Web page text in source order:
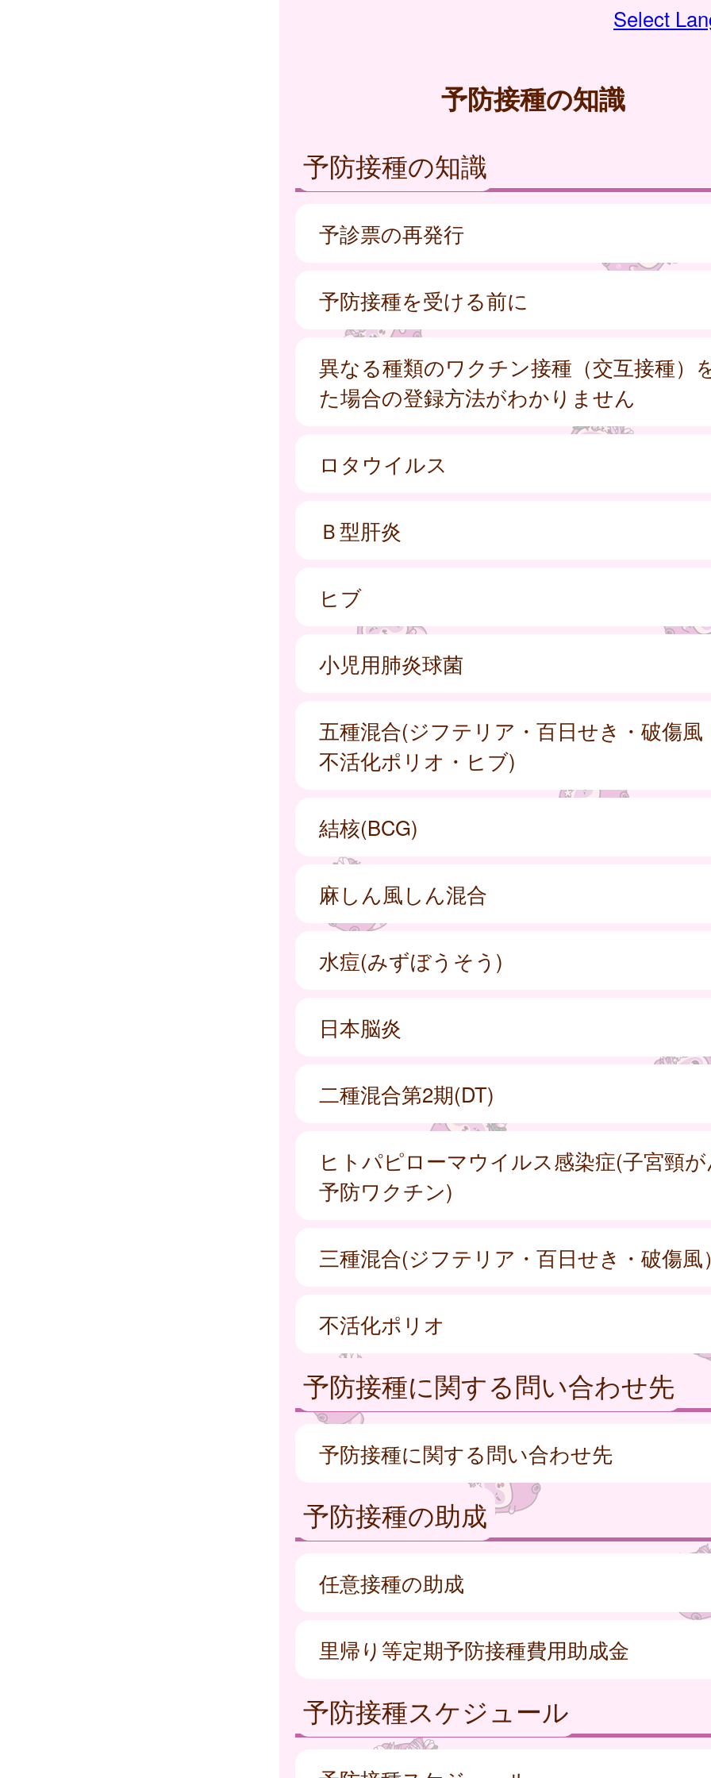
Select
予防接種の知識
予防接種の知識
予診票の再発行
予防接種を受ける前に
異なる種類のワクチン接種（交互接種）
た場合の登録方法がわかりません
ロタウイルス
Ｂ型肝炎
ヒブ
小児用肺炎球菌
五種混合(ジフテリア・百日せき・破傷風
不活化ポリオ・ヒブ)
結核(BCG)
麻しん風しん混合
水痘(みずぼうそう)
日本脳炎
二種混合第2期(DT)
ヒトパピローマウイルス感染症(子宮頸
予防ワクチン)
三種混合(ジフテリア・百日せき・破傷風
不活化ポリオ
予防接種に関する問い合わせ先
予防接種に関する問い合わせ先
予防接種の助成
任意接種の助成
里帰り等定期予防接種費用助成金
予防接種スケジュール